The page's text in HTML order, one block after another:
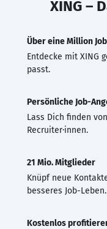
XING –
Über eine Million
Entdecke mit XING
passt.
Persönliche Job-
Lass Dich finden
Recruiter·innen.
21 Mio. Mitglieder
Knüpf neue
besseres Job-Leben.
Kostenlos